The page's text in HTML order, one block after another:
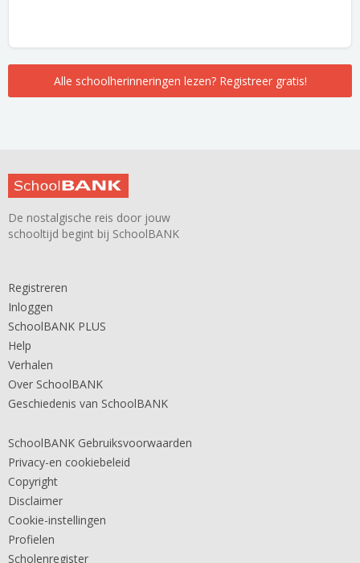
Alle schoolherinneringen lezen? Registreer gratis!
De nostalgische reis door jouw
schooltijd begint bij SchoolBANK
Registreren
Inloggen
SchoolBANK PLUS
Help
Verhalen
Over SchoolBANK
Geschiedenis van SchoolBANK
SchoolBANK Gebruiksvoorwaarden
Privacy-en cookiebeleid
Copyright
Disclaimer
Cookie-instellingen
Profielen
Scholenregister